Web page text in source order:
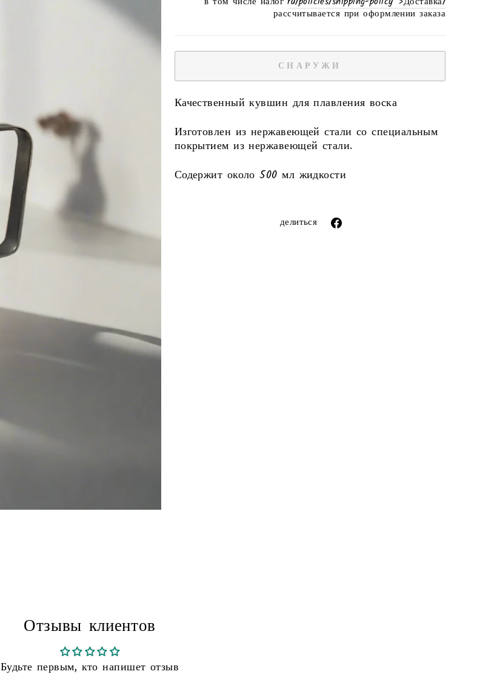
рассчитывается при оформлении заказа
СНАРУЖИ
Качественный кувшин для плавления воска
Изготовлен из нержавеющей стали со специальным
покрытием из нержавеющей стали.
Содержит около 500 мл жидкости
делиться
Отзывы клиентов
Будьте первым, кто напишет отзыв